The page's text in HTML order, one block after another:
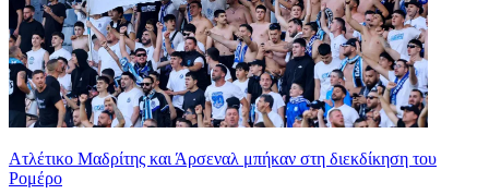
Ατλέτικο Μαδρίτης και Άρσεναλ μπήκαν στη διεκδίκηση του
Ρομέρο